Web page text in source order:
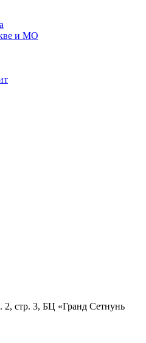
и МО
2, стр. 3, БЦ «Гранд Сетнунь